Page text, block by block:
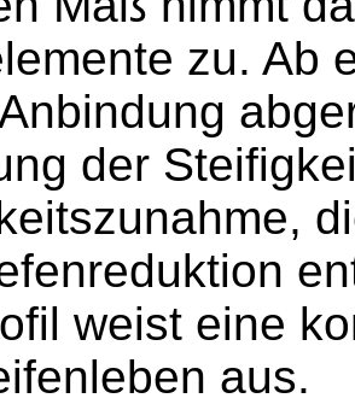
zu. Ab
der
weist eine
aus.